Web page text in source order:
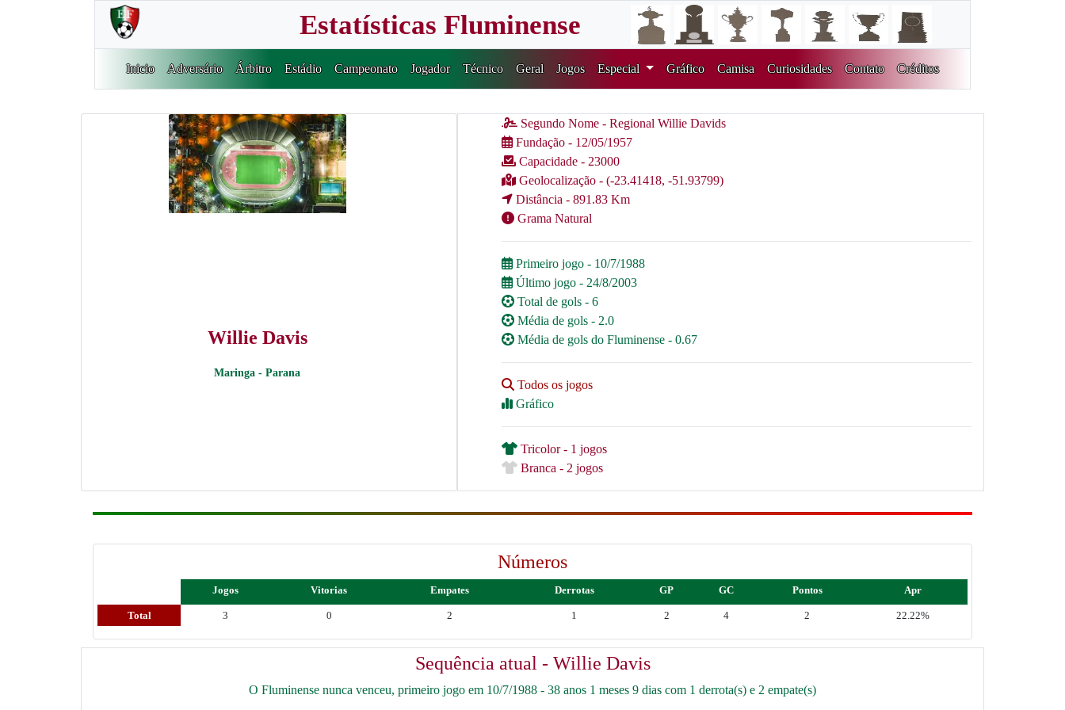
Estatísticas Fluminense
Inicio Adversário Árbitro Estádio Campeonato Jogador Técnico Geral Jogos Especial Gráfico Camisa Curiosidades Contato Créditos
Willie Davis
Maringa - Parana
Segundo Nome - Regional Willie Davids
Fundação - 12/05/1957
Capacidade - 23000
Geolocalização - (-23.41418, -51.93799)
Distância - 891.83 Km
Grama Natural
Primeiro jogo - 10/7/1988
Último jogo - 24/8/2003
Total de gols - 6
Média de gols - 2.0
Média de gols do Fluminense - 0.67
Todos os jogos
Gráfico
Tricolor - 1 jogos
Branca - 2 jogos
Números
Jogos Vitorias Empates Derrotas GP GC Pontos Apr
Total 3 0 2 1 2 4 2 22.22%
Sequência atual - Willie Davis
O Fluminense nunca venceu, primeiro jogo em 10/7/1988 - 38 anos 1 meses 9 dias com 1 derrota(s) e 2 empate(s)